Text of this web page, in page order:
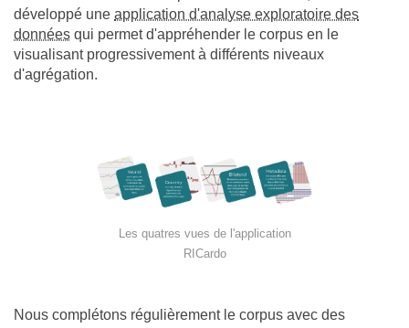
développé une application d'analyse exploratoire des
données qui permet d'appréhender le corpus en le
visualisant progressivement à différents niveaux
d'agrégation.
Les quatres vues de l'application
RICardo
Nous complétons régulièrement le corpus avec des